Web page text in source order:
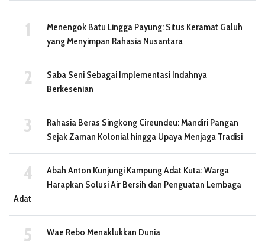
Menengok Batu Lingga Payung: Situs Keramat Galuh
yang Menyimpan Rahasia Nusantara
Saba Seni Sebagai Implementasi Indahnya
Berkesenian
Rahasia Beras Singkong Cireundeu: Mandiri Pangan
Sejak Zaman Kolonial hingga Upaya Menjaga Tradisi
Abah Anton Kunjungi Kampung Adat Kuta: Warga
Harapkan Solusi Air Bersih dan Penguatan Lembaga
Adat
Wae Rebo Menaklukkan Dunia